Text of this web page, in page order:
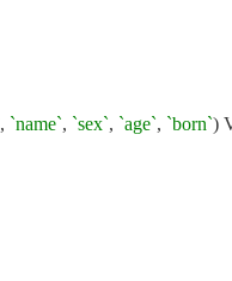
, `name`, `sex`, `age`, `born`)